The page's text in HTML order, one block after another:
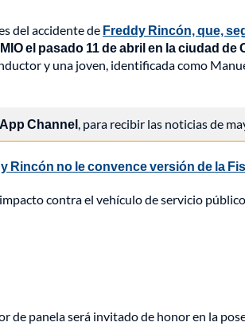
del accidente de Freddy Rincón, que,
el pasado 11 de abril en la ciudad de
y una joven, identificada como
Channel, para recibir las noticias de
Rincón no le convence versión de la
contra el vehículo de servicio
de panela será invitado de honor en la